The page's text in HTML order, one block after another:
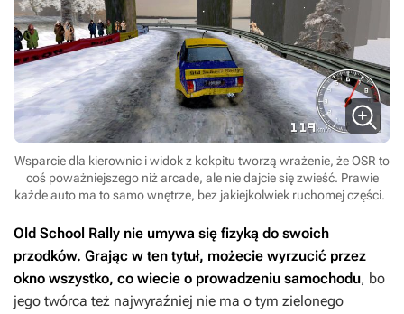
Wsparcie dla kierownic i widok z kokpitu tworzą wrażenie, że OSR to
coś poważniejszego niż arcade, ale nie dajcie się zwieść. Prawie
każde auto ma to samo wnętrze, bez jakiejkolwiek ruchomej części.
Old School Rally nie umywa się fizyką do swoich
przodków. Grając w ten tytuł, możecie wyrzucić przez
okno wszystko, co wiecie o prowadzeniu samochodu, bo
jego twórca też najwyraźniej nie ma o tym zielonego